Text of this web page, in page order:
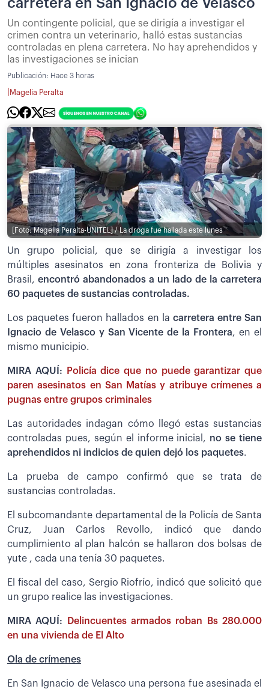
carretera en San Ignacio de Velasco
Un contingente policial, que se dirigía a investigar el
crimen contra un veterinario, halló estas sustancias
controladas en plena carretera. No hay aprehendidos y
las investigaciones se inician
Publicación: Hace 3 horas
Magelia Peralta
[Foto: Magelia Peralta-UNITEL] / La droga fue hallada este lunes
Un grupo policial, que se dirigía a investigar los
múltiples asesinatos en zona fronteriza de Bolivia y
Brasil, encontró abandonados a un lado de la carretera
60 paquetes de sustancias controladas.
Los paquetes fueron hallados en la carretera entre San
Ignacio de Velasco y San Vicente de la Frontera, en el
mismo municipio.
MIRA AQUÍ:
Policía dice que no puede garantizar que
paren asesinatos en San Matías y atribuye crímenes a
pugnas entre grupos criminales
Las autoridades indagan cómo llegó estas sustancias
controladas pues, según el informe inicial, no se tiene
aprehendidos ni indicios de quien dejó los paquetes.
La prueba de campo confirmó que se trata de
sustancias controladas.
El subcomandante departamental de la Policía de Santa
Cruz, Juan Carlos Revollo, indicó que dando
cumplimiento al plan halcón se hallaron dos bolsas de
yute , cada una tenía 30 paquetes.
El fiscal del caso, Sergio Riofrío, indicó que solicitó que
un grupo realice las investigaciones.
MIRA AQUÍ:
Delincuentes armados roban Bs 280.000
en una vivienda de El Alto
Ola de crímenes
En San Ignacio de Velasco una persona fue asesinada el